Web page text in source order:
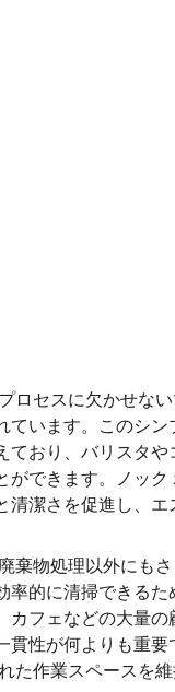
ロセスに欠かせな
ています。このシ
ており、バリスタ
ができます。ノッ
潔さを促進し、エ
棄物処理以外にも
率的に清掃できる
フェなどの大量
性が何よりも重
た作業スペースを